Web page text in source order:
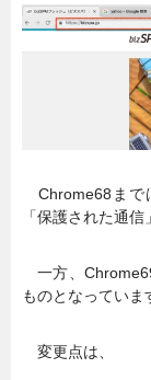
Chrome68まで
「保護された通
一方、
ものとなっていま
変更点は、